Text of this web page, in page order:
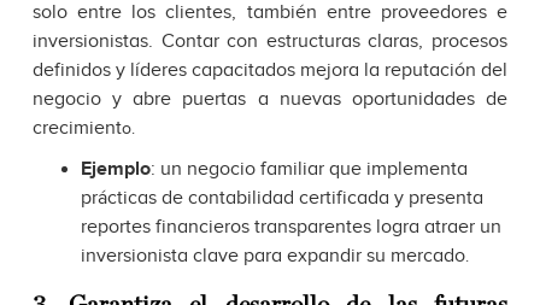
solo entre los clientes, también entre proveedores e
inversionistas. Contar con estructuras claras, procesos
definidos y líderes capacitados mejora la reputación del
negocio y abre puertas a nuevas oportunidades de
crecimiento.
Ejemplo: un negocio familiar que implementa
prácticas de contabilidad certificada y presenta
reportes financieros transparentes logra atraer un
inversionista clave para expandir su mercado.